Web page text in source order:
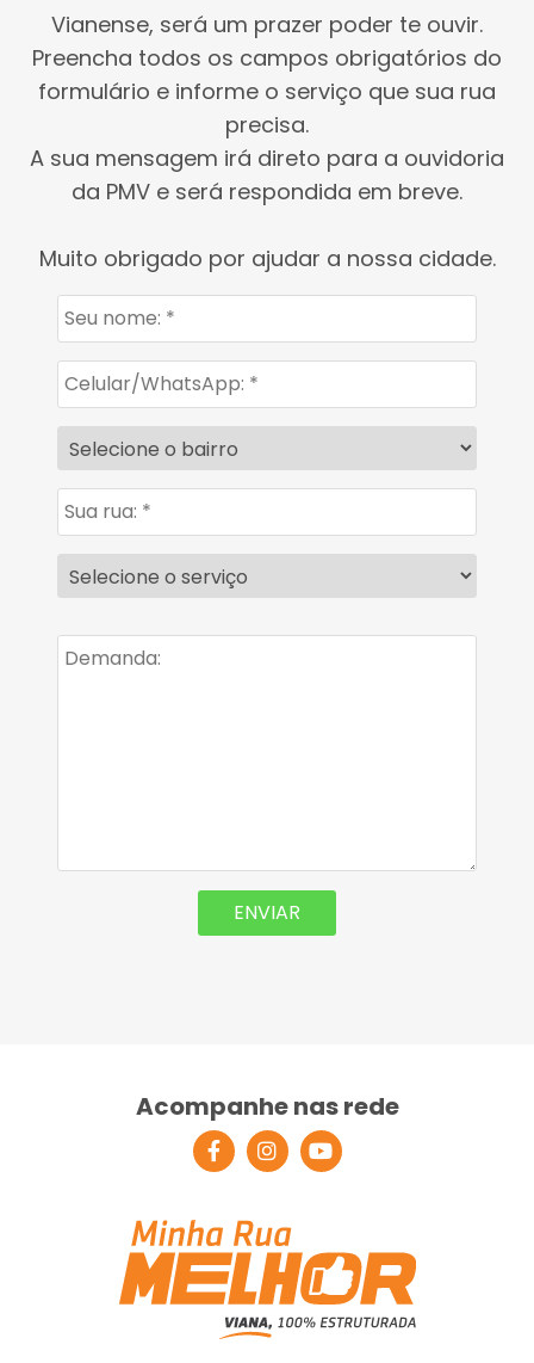
Vianense, será um prazer poder te ouvir.
Preencha todos os campos obrigatórios do
formulário e informe o serviço que sua rua
precisa.
A sua mensagem irá direto para a ouvidoria
da PMV e será respondida em breve.
Muito obrigado por ajudar a nossa cidade.
Acompanhe nas rede